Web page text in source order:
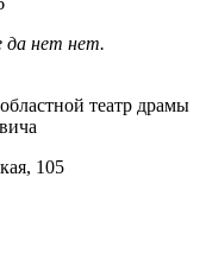
да нет нет.
театр драмы
105